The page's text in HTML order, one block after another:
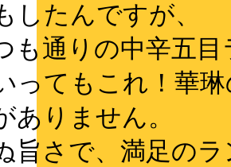
したんですが、
も通りの中辛五目
ってもこれ！華
ありません。
旨さで、満足の